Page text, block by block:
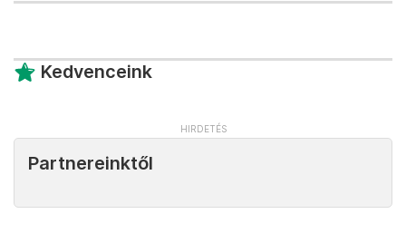
Kedvenceink
Partnereinktől